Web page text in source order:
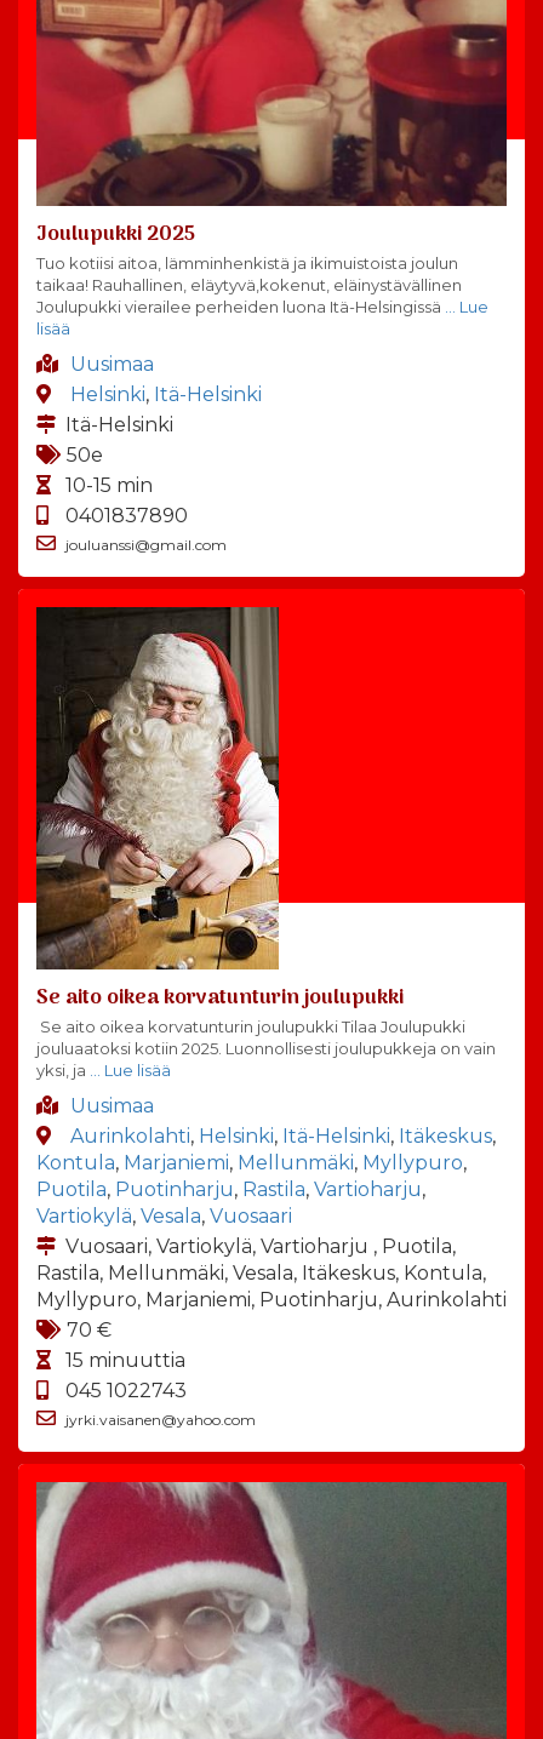
Joulupukki 2025
Tuo kotiisi aitoa, lämminhenkistä ja ikimuistoista joulun
taikaa! Rauhallinen, eläytyvä,kokenut, eläinystävällinen
Joulupukki vierailee perheiden luona Itä-Helsingissä … Lue
lisää
Uusimaa
Helsinki, Itä-Helsinki
Itä-Helsinki
50e
10-15 min
0401837890
jouluanssi@gmail.com
Se aito oikea korvatunturin joulupukki
Se aito oikea korvatunturin joulupukki Tilaa Joulupukki
jouluaatoksi kotiin 2025. Luonnollisesti joulupukkeja on vain
yksi, ja … Lue lisää
Uusimaa
Aurinkolahti, Helsinki, Itä-Helsinki, Itäkeskus,
Kontula, Marjaniemi, Mellunmäki, Myllypuro,
Puotila, Puotinharju, Rastila, Vartioharju,
Vartiokylä, Vesala, Vuosaari
Vuosaari, Vartiokylä, Vartioharju , Puotila,
Rastila, Mellunmäki, Vesala, Itäkeskus, Kontula,
Myllypuro, Marjaniemi, Puotinharju, Aurinkolahti
70 €
15 minuuttia
045 1022743
jyrki.vaisanen@yahoo.com